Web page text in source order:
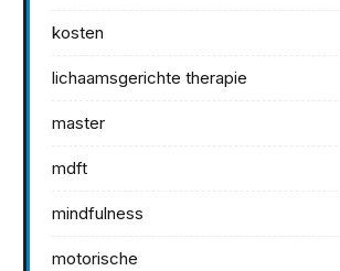
kosten
lichaamsgerichte therapie
master
mdft
mindfulness
motorische